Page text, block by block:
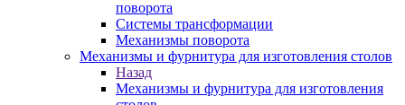
поворота
Системы трансформации
Механизмы поворота
Механизмы и фурнитура для изготовления столов
Назад
Механизмы и фурнитура для изготовления